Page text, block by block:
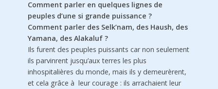
Comment parler en quelques lignes de
peuples d’une si grande puissance ?
Comment parler des Selk’nam, des Haush, des
Yamana, des Alakaluf ?
Ils furent des peuples puissants car non seulement
ils parvinrent jusqu’aux terres les plus
inhospitalières du monde, mais ils y demeurèrent,
et cela grâce à leur courage : ils arrachaient leur